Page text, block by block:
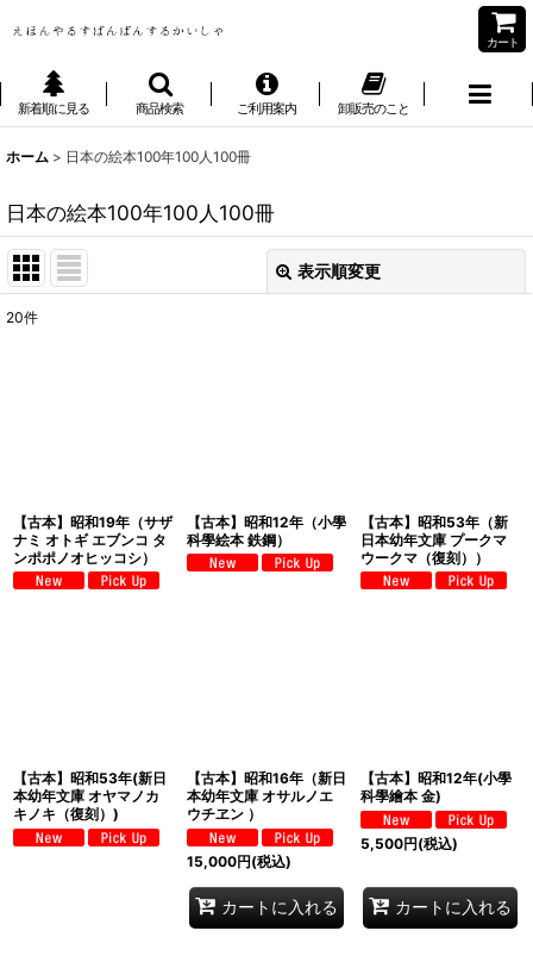
カート
新着順に見る 商品検索 ご利用案内 卸販売のこと
ホーム > 日本の絵本100年100人100冊
日本の絵本100年100人100冊
表示順変更
20件
【古本】昭和19年（サザ
ナミ オトギ エブンコ タ
ンポポノオヒッコシ）
【古本】昭和12年（小學
科學絵本 鉄鋼）
【古本】昭和53年（新
日本幼年文庫 プークマ
ウークマ（復刻））
【古本】昭和53年(新日
本幼年文庫 オヤマノカ
キノキ（復刻）)
【古本】昭和16年（新日
本幼年文庫 オサルノエ
ウチヱン ）
15,000円(税込)
カートに入れる
【古本】昭和12年(小學
科學繪本 金)
5,500円(税込)
カートに入れる